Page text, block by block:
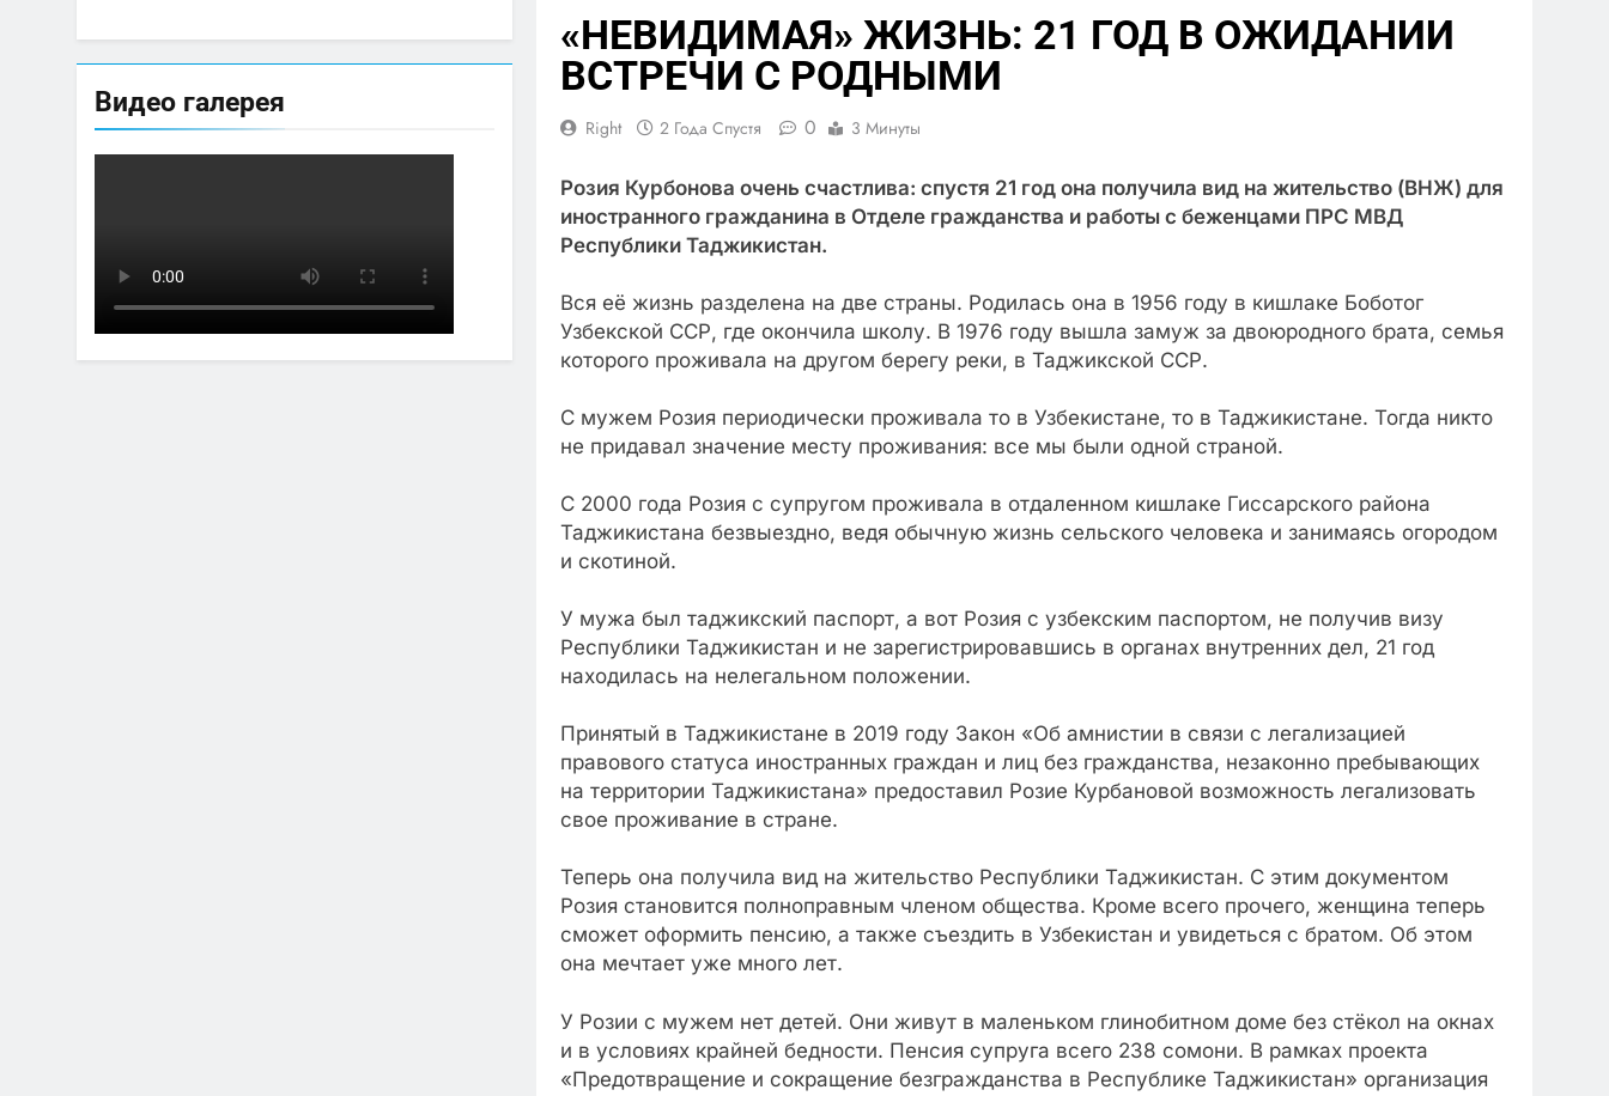
Видео галерея
«НЕВИДИМАЯ» ЖИЗНЬ: 21 ГОД В ОЖИДАНИИ
ВСТРЕЧИ С РОДНЫМИ
Right 2 Года Спустя 0 3 Минуты
Розия Курбонова очень счастлива: спустя 21 год она получила вид на жительство (ВНЖ) для
иностранного гражданина в Отделе гражданства и работы с беженцами ПРС МВД
Республики Таджикистан.
Вся её жизнь разделена на две страны. Родилась она в 1956 году в кишлаке Боботог
Узбекской ССР, где окончила школу. В 1976 году вышла замуж за двоюродного брата, семья
которого проживала на другом берегу реки, в Таджикской ССР.
С мужем Розия периодически проживала то в Узбекистане, то в Таджикистане. Тогда никто
не придавал значение месту проживания: все мы были одной страной.
С 2000 года Розия с супругом проживала в отдаленном кишлаке Гиссарского района
Таджикистана безвыездно, ведя обычную жизнь сельского человека и занимаясь огородом
и скотиной.
У мужа был таджикский паспорт, а вот Розия с узбекским паспортом, не получив визу
Республики Таджикистан и не зарегистрировавшись в органах внутренних дел, 21 год
находилась на нелегальном положении.
Принятый в Таджикистане в 2019 году Закон «Об амнистии в связи с легализацией
правового статуса иностранных граждан и лиц без гражданства, незаконно пребывающих
на территории Таджикистана» предоставил Розие Курбановой возможность легализовать
свое проживание в стране.
Теперь она получила вид на жительство Республики Таджикистан. С этим документом
Розия становится полноправным членом общества. Кроме всего прочего, женщина теперь
сможет оформить пенсию, а также съездить в Узбекистан и увидеться с братом. Об этом
она мечтает уже много лет.
У Розии с мужем нет детей. Они живут в маленьком глинобитном доме без стёкол на окнах
и в условиях крайней бедности. Пенсия супруга всего 238 сомони. В рамках проекта
«Предотвращение и сокращение безгражданства в Республике Таджикистан» организация